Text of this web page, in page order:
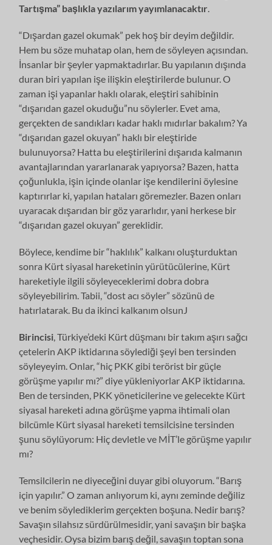
Tartışma” başlıkla yazılarım yayımlanacaktır
“Dışardan gazel okumak” pek hoş bir deyim değildir.
Hem bu söze muhatap olan, hem de söyleyen açısından.
İnsanlar bir şeyler yapmaktadırlar. Bu yapılanın dışında
duran biri yapılan işe ilişkin eleştirilerde bulunur. O
zaman işi yapanlar haklı olarak, eleştiri sahibinin
“dışarıdan gazel okuduğu”nu söylerler. Evet ama,
gerçekten de sandıkları kadar haklı mıdırlar bakalım? Ya
“dışarıdan gazel okuyan” haklı bir eleştiride
bulunuyorsa? Hatta bu eleştirilerini dışarıda kalmanın
avantajlarından yararlanarak yapıyorsa? Bazen, hatta
çoğunlukla, işin içinde olanlar işe kendilerini öylesine
kaptırırlar ki, yapılan hataları göremezler. Bazen onları
uyaracak dışarıdan bir göz yararlıdır, yani herkese bir
“dışarıdan gazel okuyan” gereklidir.
Böylece, kendime bir “haklılık” kalkanı oluşturduktan
sonra Kürt siyasal hareketinin yürütücülerine, Kürt
hareketiyle ilgili söyleyeceklerimi dobra dobra
söyleyebilirim. Tabii, “dost acı söyler” sözünü de
hatırlatarak. Bu da ikinci kalkanım olsunJ
Birincisi , Türkiye’deki Kürt düşmanı bir takım aşırı sağcı
çetelerin AKP iktidarına söylediği şeyi ben tersinden
söyleyeyim. Onlar, “hiç PKK gibi terörist bir güçle
görüşme yapılır mı?” diye yükleniyorlar AKP iktidarına.
Ben de tersinden, PKK yöneticilerine ve gelecekte Kürt
siyasal hareketi adına görüşme yapma ihtimali olan
bilcümle Kürt siyasal hareketi temsilcisine tersinden
şunu söylüyorum: Hiç devletle ve MİT’le görüşme yapılır
mı?
Temsilcilerin ne diyeceğini duyar gibi oluyorum. “Barış
için yapılır.” O zaman anlıyorum ki, aynı zeminde değiliz
ve benim söylediklerim gerçekten boşuna. Nedir barış?
Savaşın silahsız sürdürülmesidir, yani savaşın bir başka
veçhesidir. Oysa bizim barış değil, savaşın toptan sona